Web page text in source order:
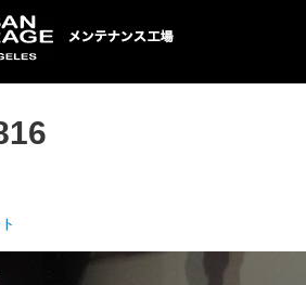
ナンス工場